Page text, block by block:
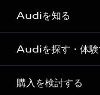
Audiを知る
Audi ブランド
Story of Progress
Audiを探す・体験
ディーラー検索
購入を検討する